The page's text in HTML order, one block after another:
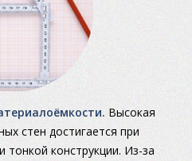
Высокая
стен достигается при
тонкой конструкции. Из-за